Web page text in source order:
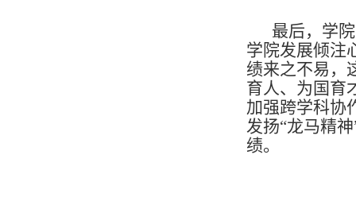
最后，学
学院发展倾注
绩来之不易，
育人、为国育
加强跨学科协
发扬“龙马精
绩。